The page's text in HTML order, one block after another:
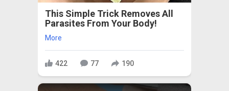
This Simple Trick Removes All
Parasites From Your Body!
More
422 77 190